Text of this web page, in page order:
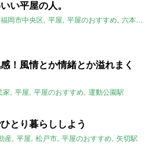
い平屋の人。
福岡市中央区 平屋 平屋のおすすめ 六本松駅
！風情とか情緒とか溢れまく
家 平屋 平屋のおすすめ 運動公園駅
とり暮らししよう
産 平屋 松戸市 平屋のおすすめ 矢切駅